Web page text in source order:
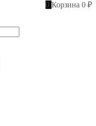
0 Корзина 0 ₽